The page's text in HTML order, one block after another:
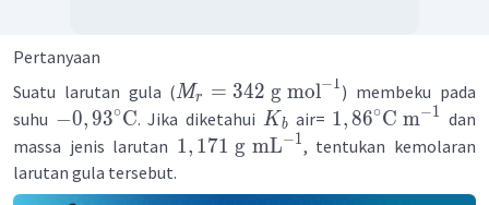
Pertanyaan
Suatu larutan gula (Mr = 342 g mol−1) membeku pada
suhu −0,93∘C. Jika diketahui K b air= 1, 86∘C m−1 dan
massa jenis larutan 1, 171 g mL−1, tentukan kemolaran
larutan gula tersebut.